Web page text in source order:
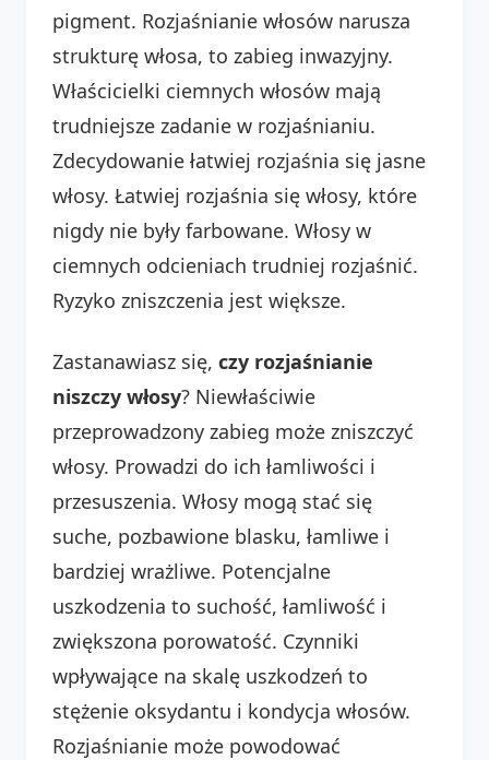
pigment. Rozjaśnianie włosów narusza
strukturę włosa, to zabieg inwazyjny.
Właścicielki ciemnych włosów mają
trudniejsze zadanie w rozjaśnianiu.
Zdecydowanie łatwiej rozjaśnia się jasne
włosy. Łatwiej rozjaśnia się włosy, które
nigdy nie były farbowane. Włosy w
ciemnych odcieniach trudniej rozjaśnić.
Ryzyko zniszczenia jest większe.
Zastanawiasz się, czy rozjaśnianie
niszczy włosy? Niewłaściwie
przeprowadzony zabieg może zniszczyć
włosy. Prowadzi do ich łamliwości i
przesuszenia. Włosy mogą stać się
suche, pozbawione blasku, łamliwe i
bardziej wrażliwe. Potencjalne
uszkodzenia to suchość, łamliwość i
zwiększona porowatość. Czynniki
wpływające na skalę uszkodzeń to
stężenie oksydantu i kondycja włosów.
Rozjaśnianie może powodować